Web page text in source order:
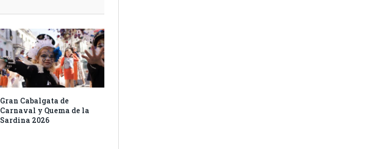
Gran Cabalgata de
Carnaval y Quema de la
Sardina 2026